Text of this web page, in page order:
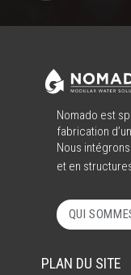
Nomado est
fabrication
Nous
et en
QUI
PLAN DU SITE